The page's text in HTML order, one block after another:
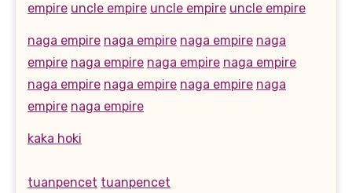
empire uncle empire uncle empire uncle empire
naga empire naga empire naga empire naga
empire naga empire naga empire naga empire
naga empire naga empire naga empire naga
empire naga empire
kaka hoki
tuanpencet tuanpencet